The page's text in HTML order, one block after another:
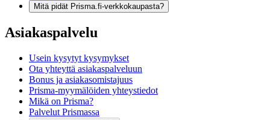
Mitä pidät Prisma.fi-verkkokaupasta?
Asiakaspalvelu
Usein kysytyt kysymykset
Ota yhteyttä asiakaspalveluun
Bonus ja asiakasomistajuus
Prisma-myymälöiden yhteystiedot
Mikä on Prisma?
Palvelut Prismassa